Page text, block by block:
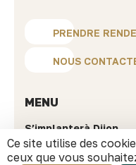
Ce site utilise des
ceux que vous
PRENDRE
NOUS
MENU
S’implanterà Dijon
Développer mon
Investirsur le
ChoisirDijon